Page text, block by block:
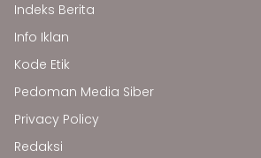
Indeks Berita
Info Iklan
Kode Etik
Pedoman Media Siber
Privacy Policy
Redaksi